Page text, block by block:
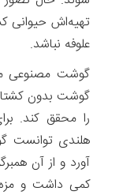
تهیه‌اش حیوانی
علوفه نباشد.
گوشت مصنوعی
گوشت بدون
هلندی توانست
آورد و از آن
کمی داشت و